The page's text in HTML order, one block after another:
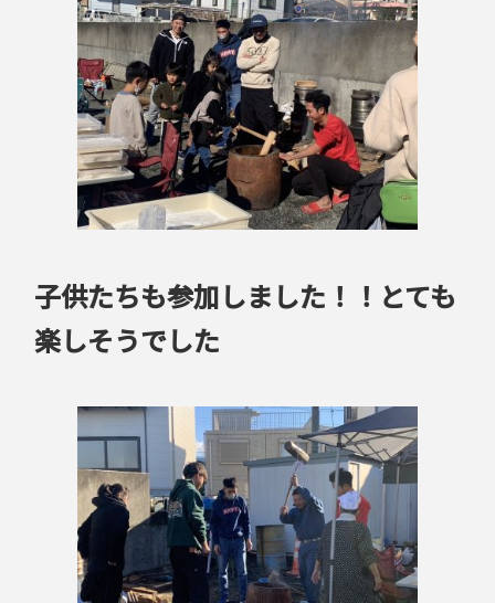
子供たちも参加しました！！とても
楽しそうでした